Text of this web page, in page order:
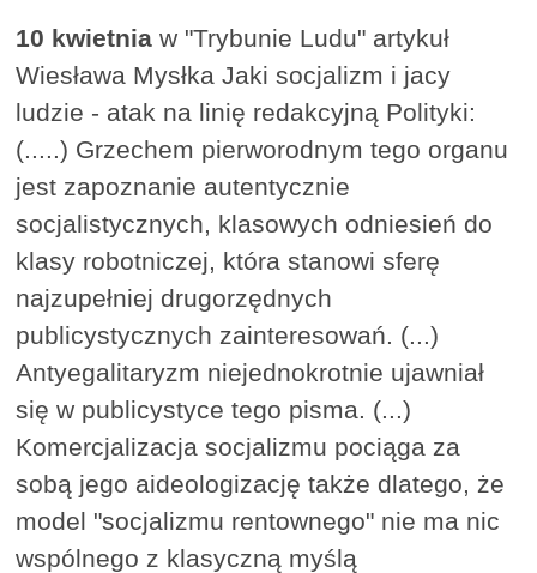
10 kwietnia w "Trybunie Ludu" artykuł
Wiesława Mysłka Jaki socjalizm i jacy
ludzie - atak na linię redakcyjną Polityki:
(.....) Grzechem pierworodnym tego organu
jest zapoznanie autentycznie
socjalistycznych, klasowych odniesień do
klasy robotniczej, która stanowi sferę
najzupełniej drugorzędnych
publicystycznych zainteresowań. (...)
Antyegalitaryzm niejednokrotnie ujawniał
się w publicystyce tego pisma. (...)
Komercjalizacja socjalizmu pociąga za
sobą jego aideologizację także dlatego, że
model "socjalizmu rentownego" nie ma nic
wspólnego z klasyczną myślą